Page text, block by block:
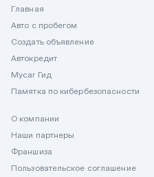
Главная
Авто с пробегом
Создать объявление
Автокредит
Mycar Гид
Памятка по кибербезопасности
О компании
Наши партнеры
Франшиза
Пользовательское соглашение